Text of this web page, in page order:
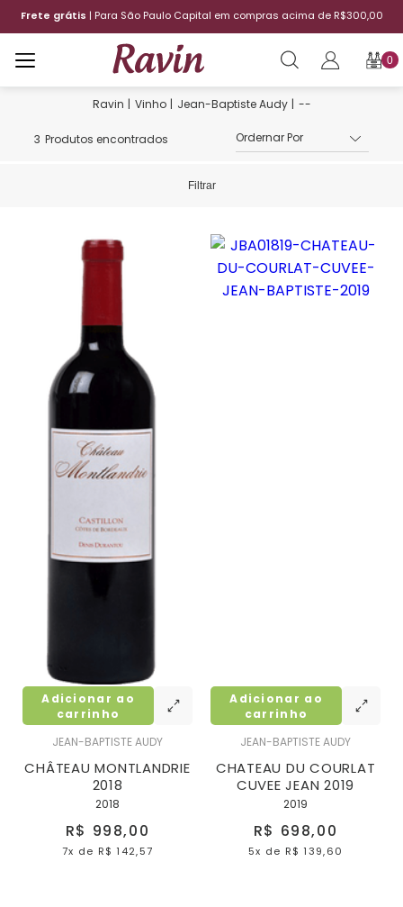
Frete grátis | Para São Paulo Capital em compras acima de R$300,00
0
Vinho Jean-Baptiste Audy --
3 Produtos encontrados
Filtrar
JEAN-BAPTISTE AUDY
CHÂTEAU MONTLANDRIE
2018
2018
R$ 998,00
7x de R$ 142,57
Adicionar ao
carrinho
JEAN-BAPTISTE AUDY
CHATEAU DU COURLAT
CUVEE JEAN 2019
2019
R$ 698,00
5x de R$ 139,60
Adicionar ao
carrinho